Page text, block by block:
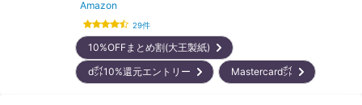
Amazon
29件
10%OFFまとめ割(大王製紙)
d㌽10%還元エントリー
Mastercard㌽